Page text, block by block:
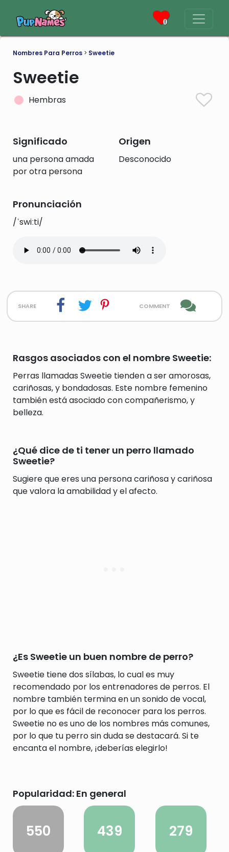
0
Nombres Para Perros > Sweetie
Sweetie
Hembras
Significado
una persona amada
por otra persona
Origen
Desconocido
Pronunciación
/ˈswiːti/
share comment
Rasgos asociados con el nombre Sweetie:
Perras llamadas Sweetie tienden a ser amorosas,
cariñosas, y bondadosas. Este nombre femenino
también está asociado con compañerismo, y
belleza.
¿Qué dice de ti tener un perro llamado
Sweetie?
Sugiere que eres una persona cariñosa y cariñosa
que valora la amabilidad y el afecto.
¿Es Sweetie un buen nombre de perro?
Sweetie tiene dos sílabas, lo cual es muy
recomendado por los entrenadores de perros. El
nombre también termina en un sonido de vocal,
por lo que es fácil de reconocer para los perros.
Sweetie no es uno de los nombres más comunes,
por lo que tu perro sin duda se destacará. Si te
encanta el nombre, ¡deberías elegirlo!
Popularidad: En general
550 439 279